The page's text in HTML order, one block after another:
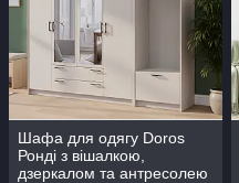
Шафа для одягу Doros
Ронді з вішалкою,
дзеркалом та антресолею